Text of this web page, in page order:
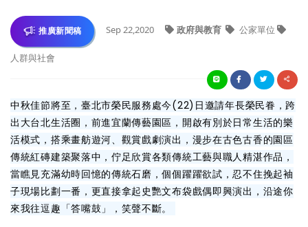
推廣新聞稿 Sep 22,2020 政府與教育 公家單位
人群與社會
中秋佳節將至，臺北市榮民服務處今(22)日邀請年長榮民眷，跨
出大台北生活圈，前進宜蘭傳藝園區，開啟有別於日常生活的樂
活模式，搭乘畫舫遊河、觀賞戲劇演出，漫步在古色古香的園區
傳統紅磚建築聚落中，佇足欣賞各類傳統工藝與職人精湛作品，
當瞧見充滿幼時回憶的傳統石磨，個個躍躍欲試，忍不住挽起袖
子現場比劃一番，更直接拿起史艷文布袋戲偶即興演出，沿途你
來我往逗趣「答嘴鼓」，笑聲不斷。